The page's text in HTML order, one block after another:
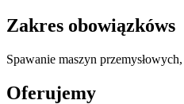
Zakres obowiązkóws
Spawanie maszyn
Oferujemy